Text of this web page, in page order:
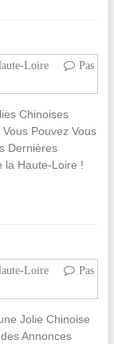
Loire
Pas
Chinoises
Pouvez Vous
Dernières
la Haute-Loire !
Loire
Pas
Jolie Chinoise
Annonces